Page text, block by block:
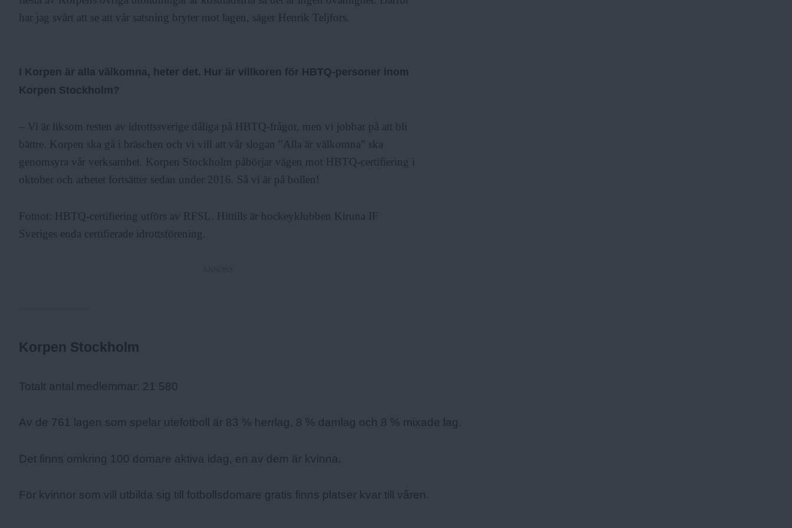
har jag svårt att se att vår satsning bryter mot lagen, säger Henrik Teljfors.
I Korpen är alla välkomna, heter det. Hur är villkoren för HBTQ-personer inom
Korpen Stockholm?
– Vi är liksom resten av idrottssverige dåliga på HBTQ-frågor, men vi jobbar på att bli
bättre. Korpen ska gå i bräschen och vi vill att vår slogan ”Alla är välkomna” ska
genomsyra vår verksamhet. Korpen Stockholm påbörjar vägen mot HBTQ-certifiering i
oktober och arbetet fortsätter sedan under 2016. Så vi är på bollen!
Fotnot: HBTQ-certifiering utförs av RFSL. Hittills är hockeyklubben Kiruna IF
Sveriges enda certifierade idrottsförening.
Fakta:
Korpen Stockholm
Totalt antal medlemmar: 21 580
Av de 761 lagen som spelar utefotboll är 83 % herrlag, 8 % damlag och 8 % mixade lag.
Det finns omkring 100 domare aktiva idag, en av dem är kvinna.
För kvinnor som vill utbilda sig till fotbollsdomare gratis finns platser kvar till våren.